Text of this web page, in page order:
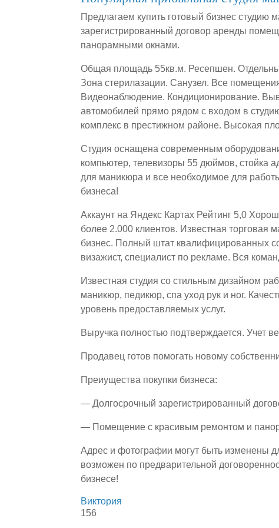
Предлагаем купить готовый бизнес
зарегистрированный договор аренды
панорамными окнами.
Общая площадь 55кв.м. Ресепшен.
Зона стерилазации. Санузел. Все
Видеонаблюдение. Кондиционирование.
автомобилей прямо рядом с входом в
комплекс в престижном районе. Высокая
Студия оснащена современным
компьютер, телевизоры 55 дюймов, стойка
для маникюра и все необходимое для
бизнеса!
Аккаунт на Яндекс Картах Рейтинг 5,0
более 2.000 клиентов. Известная торговая
бизнес. Полный штат квалифицированных
визажист, специалист по рекламе. Вся
Известная студия со стильным дизайном
маникюр, педикюр, спа уход рук и ног.
уровень предоставляемых услуг.
Выручка полностью подтверждается. Учет
Продавец готов помогать новому
Преиущества покупки бизнеса:
— Долгосрочный зарегистрированный
— Помещение с красивым ремонтом и
Адрес и фотографии могут быть изменены
возможен по предварительной
бизнесе!
Виктория
156